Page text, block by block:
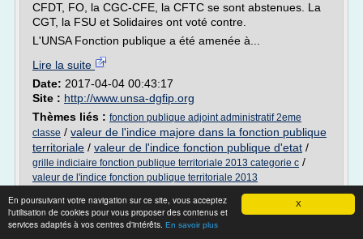
X
En poursuivant votre navigation sur ce site, vous acceptez
l'utilisation de cookies pour vous proposer des contenus et
services adaptés à vos centres d'intérêts. En savoir plus
CFDT, FO, la CGC-CFE, la CFTC se sont abstenues. La
CGT, la FSU et Solidaires ont voté contre.
L'UNSA Fonction publique a été amenée à...
Lire la suite
Date: 2017-04-04 00:43:17
Site : http://www.unsa-dgfip.org
Thèmes liés : fonction publique adjoint administratif 2eme
classe / valeur de l'indice majore dans la fonction publique
territoriale / valeur de l'indice fonction publique d'etat /
grille indiciaire fonction publique territoriale 2013 categorie c /
valeur de l'indice fonction publique territoriale 2013
Projet de loi n° 1278 - Fonction publique :
déontologie et ...